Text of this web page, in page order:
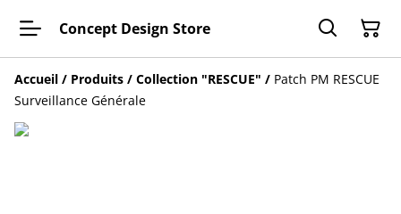
Concept Design Store
Accueil / Produits / Collection "RESCUE" / Patch PM RESCUE
Surveillance Générale